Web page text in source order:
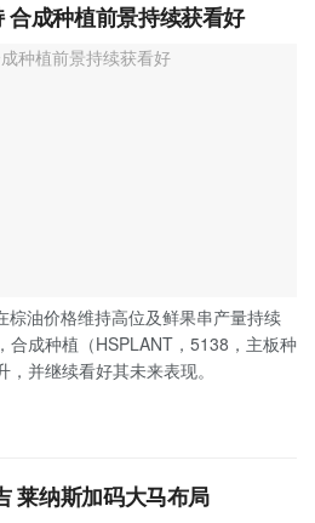
成种植前景持续获看好
油价格维持高位及鲜果串产量持续
合成种植（HSPLANT，5138，主板种
并继续看好其未来表现。
莱纳斯加码大马布局